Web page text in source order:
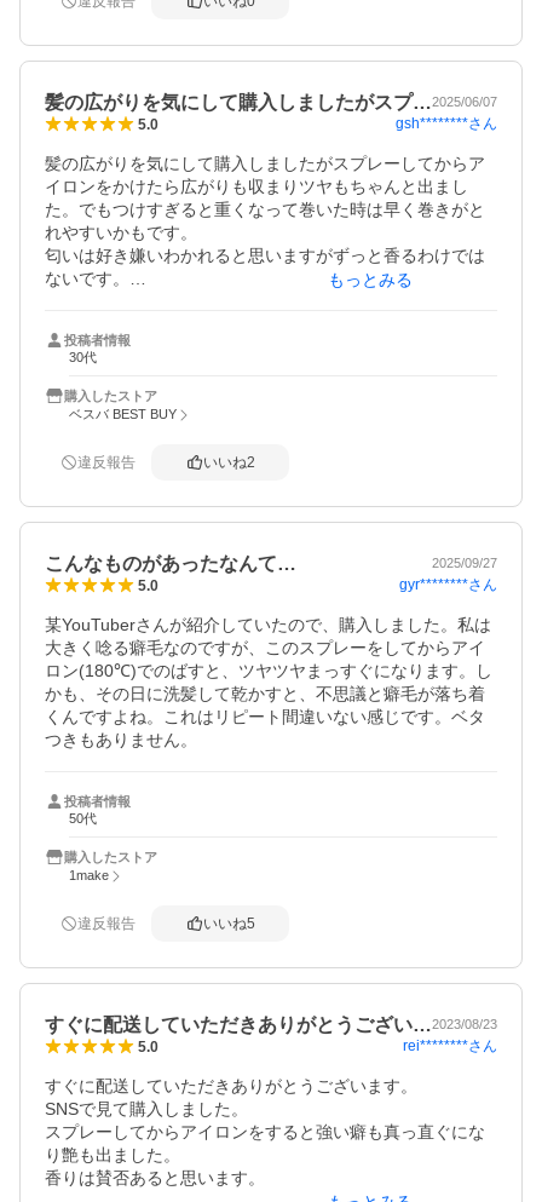
髪の広がりを気にして購入しましたがスプ…2025/06/07
5.0 gsh********さん
髪の広がりを気にして購入しましたがスプレーしてからア
イロンをかけたら広がりも収まりツヤもちゃんと出まし
た。でもつけすぎると重くなって巻いた時は早く巻きがと
れやすいかもです。
匂いは好き嫌いわかれると思いますがずっと香るわけでは
ないです。
もっとみる
投稿者情報
30代
購入したストア
ベスバ BEST BUY
違反報告 いいね2
こんなものがあったなんて… 2025/09/27
5.0 gyr********さん
某YouTuberさんが紹介していたので、購入しました。私は
大きく唸る癖毛なのですが、このスプレーをしてからアイ
ロン(180℃)でのばすと、ツヤツヤまっすぐになります。し
かも、その日に洗髪して乾かすと、不思議と癖毛が落ち着
くんですよね。これはリピート間違いない感じです。ベタ
つきもありません。
投稿者情報
50代
購入したストア
1make
違反報告 いいね5
すぐに配送していただきありがとうござい…2023/08/23
5.0 rei********さん
すぐに配送していただきありがとうございます。
SNSで見て購入しました。
スプレーしてからアイロンをすると強い癖も真っ直ぐにな
り艶も出ました。
香りは賛否あると思います。